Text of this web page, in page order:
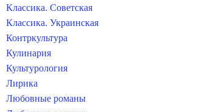
Классика. Советская
Классика. Украинская
Контркультура
Кулинария
Культурология
Лирика
Любовные романы